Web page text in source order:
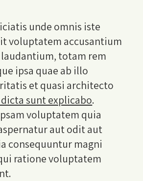
unde omnis iste
voluptatem accusantium
totam rem
ipsa quae ab illo
et quasi architecto
sunt explicabo.
voluptatem quia
aut odit aut
consequuntur magni
ratione voluptatem